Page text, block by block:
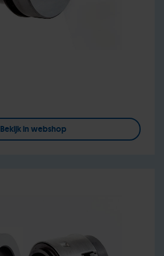
Bekijk in webshop